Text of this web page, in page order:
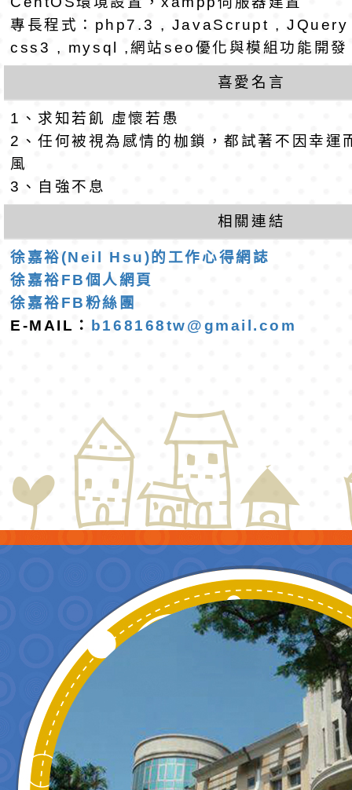
「115年食農教育專
訓練課程」，歡迎已
育專業人員資格者報
錄取公告-桃園市桃
民小學115學年度「
理人員」甄選
東門國小115學年度
梯特教代課教師甄選
錄取公告-桃園市桃
班教師助理員」甄選
梯特教代理教師甄選
公告(尚有缺額)
專長程式：php7.3 , JavaScrupt ,
css3 , mysql ,網站seo優化與模組功能開發
喜愛名言
1、求知若飢 虛懷若愚
2、任何被視為感情的枷鎖，都試著不因幸運
風
3、自強不息
相關連結
徐嘉裕(Neil Hsu)的工作心得網誌
徐嘉裕FB個人網頁
徐嘉裕FB粉絲團
E-MAIL：
b168168tw@gmail.com